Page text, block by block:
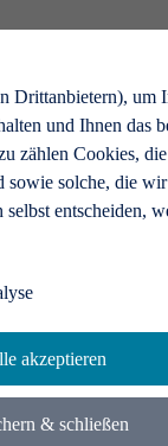
Drittanbietern), um
und Ihnen das
zählen Cookies,
sowie solche, die
entscheiden,
akzeptieren
& schließen